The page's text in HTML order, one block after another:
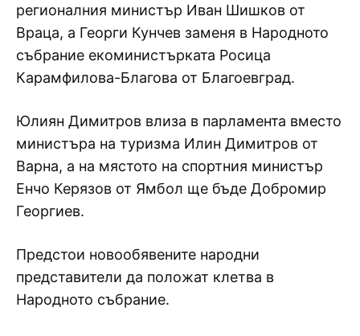
регионалния министър Иван Шишков от
Враца, а Георги Кунчев заменя в Народното
събрание екоминистърката Росица
Карамфилова-Благова от Благоевград.
Юлиян Димитров влиза в парламента вместо
министъра на туризма Илин Димитров от
Варна, а на мястото на спортния министър
Енчо Керязов от Ямбол ще бъде Добромир
Георгиев.
Предстои новообявените народни
представители да положат клетва в
Народното събрание.